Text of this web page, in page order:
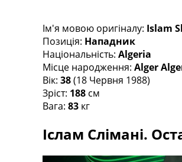
Чемпіонат Світу.
Таблиця УПЛ
Перша Ліга
Таблиця АПЛ
Таблиця Ла Ліги
Таблиця Ліги
Рейтинг країн УЄФА
Рейтинг клубів
Рейтинг ФІФА
Ім'я мовою оригіналу: Islam
Позиція: Нападник
Національність: Algeria
Місце народження: Alger
Вік: 38(18 Червня 1988)
Зріст: 188 см
Вага: 83 кг
Іслам Слімані.